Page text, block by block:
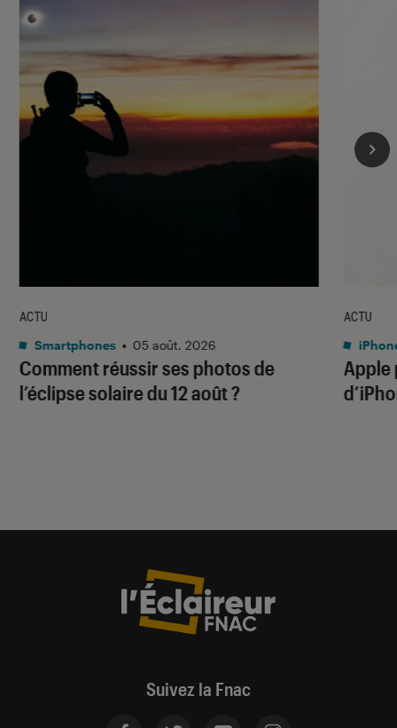
Comment réussir ses photos de
l’éclipse solaire du 12 août ?
ACTU
Smartphones • 05 août. 2026
Apple
ACTU
Suivez la Fnac